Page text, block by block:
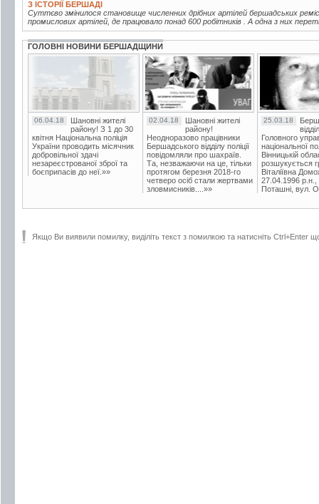
З ІСТОРІЇ БЕРШАДІ
Суттєво змінилося становище численних дрібних артілей бершадських
промислових артілей, де працювало понад 600 робітників . А одна з них
ГОЛОВНІ НОВИНИ БЕРШАДЩИНИ
06.04.18
Шановні жителі
району! З 1 до 30
квітня Національна поліція
України проводить місячник
добровільної здачі
незареєстрованої зброї та
боєприпасів до неї.»»
02.04.18
Шановні жителі
району!
Неодноразово працівники
Бершадського відділу поліції
повідомляли про шахраїв.
Та, незважаючи на це, тільки
протягом березня 2018-го
четверо осіб стали жертвами
зловмисників....»»
25.03.18
Головного
національної
Вінницькій
розшукується
Віталіївна
27.04.1996 р.н.,
Поташні, вул.
Якщо Ви виявили помилку, виділіть текст з помилкою та натисніть Ctrl+Enter